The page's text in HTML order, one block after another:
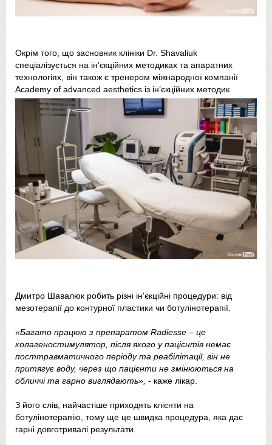
Окрім того, що засновник клініки Dr. Shavaliuk
спеціалізується на ін’єкційних методиках та апаратних
технологіях, він також є тренером міжнародної компанії
Academy of advanced aesthetics із ін’єкційних методик.
Дмитро Шавалюк робить різні ін'єкційні процедури: від
мезотерапії до контурної пластики чи ботулінотерапії.
«Багато працюю з препаратом Radiesse – це
колагеностимулятор, після якого у пацієнтів немає
посттравматичного періоду та реабілітації, він не
притягує воду, через що пацієнти не змінюються на
обличчі та гарно виглядають», - каже лікар.
З його слів, найчастіше приходять клієнти на
ботулінотерапію, тому ще це швидка процедура, яка дає
гарні довготривалі результати.